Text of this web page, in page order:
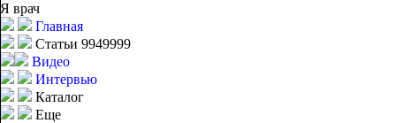
Я врач
Главная
Статьи 9949999
Видео
Интервью
Каталог
Еще